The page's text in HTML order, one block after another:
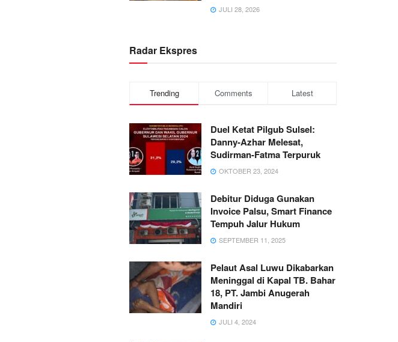
JULI 28, 2026
Radar Ekspres
Trending Comments Latest
Duel Ketat Pilgub Sulsel:
Danny-Azhar Melesat,
Sudirman-Fatma Terpuruk
OKTOBER 23, 2024
Debitur Diduga Gunakan
Invoice Palsu, Smart Finance
Tempuh Jalur Hukum
SEPTEMBER 11, 2025
Pelaut Asal Luwu Dikabarkan
Meninggal di Kapal TB. Bahar
18, PT. Jambi Anugerah
Mandiri
JULI 4, 2024